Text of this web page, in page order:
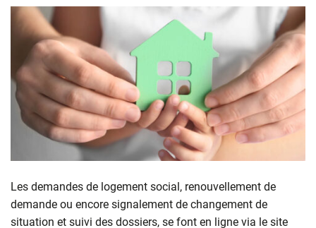
Les demandes de logement social, renouvellement de
demande ou encore signalement de changement de
situation et suivi des dossiers, se font en ligne via le site